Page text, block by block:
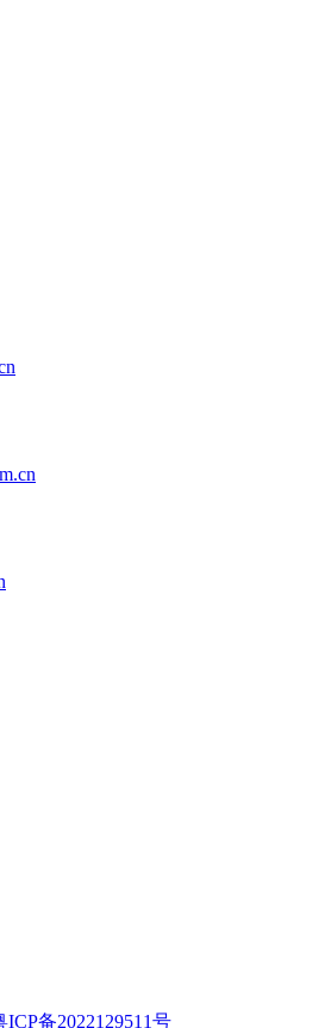
ICP备2022129511号